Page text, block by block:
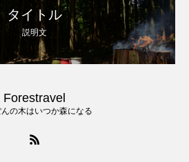
タイトル
説明文
Forestravel
の木はいつか森になる